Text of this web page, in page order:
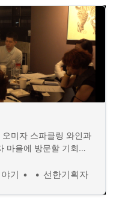
미자 스파클링 와인과
마을에 방문할 기회가
는 기쁨은 두배 :) 우리
기 선한기획자